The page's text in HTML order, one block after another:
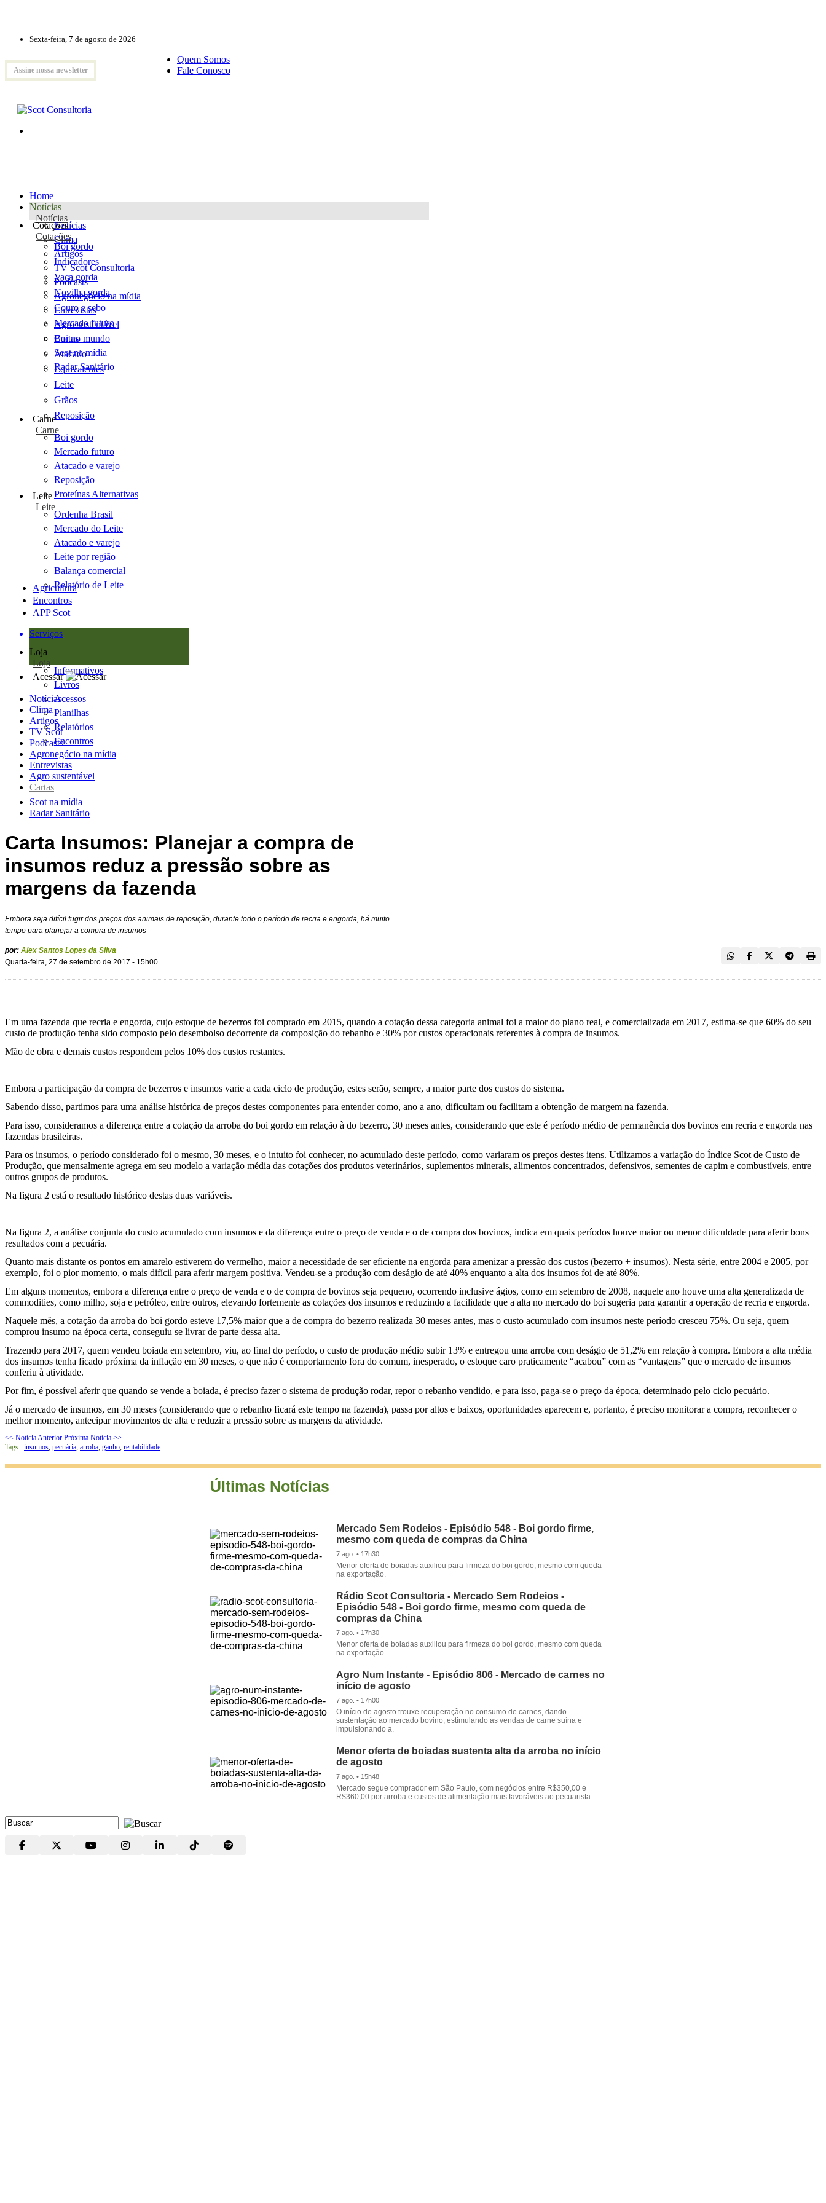
Sexta-feira, 7 de agosto de 2026
Assine nossa newsletter
Quem Somos
Fale Conosco
Home
Notícias
Notícias
Notícias
Clima
Artigos
TV Scot Consultoria
Podcasts
Agronegócio na mídia
Entrevistas
Agro sustentável
Cartas
Scot na mídia
Radar Sanitário
Cotações
Cotações
Boi gordo
Indicadores
Vaca gorda
Novilha gorda
Couro e sebo
Mercado futuro
Boi no mundo
Atacado
Equivalentes
Leite
Grãos
Reposição
Carne
Carne
Boi gordo
Mercado futuro
Atacado e varejo
Reposição
Proteínas Alternativas
Leite
Leite
Ordenha Brasil
Mercado do Leite
Atacado e varejo
Leite por região
Balança comercial
Relatório de Leite
Agricultura
Encontros
APP Scot
Serviços
Loja
Loja
Informativos
Livros
Acessos
Planilhas
Relatórios
Encontros
Acessar
Notícias
Clima
Artigos
TV Scot
Podcasts
Agronegócio na mídia
Entrevistas
Agro sustentável
Cartas
Scot na mídia
Radar Sanitário
Carta Insumos: Planejar a compra de
insumos reduz a pressão sobre as
margens da fazenda
Embora seja difícil fugir dos preços dos animais de reposição, durante todo o período de recria e engorda, há muito
tempo para planejar a compra de insumos
por: Alex Santos Lopes da Silva
Quarta-feira, 27 de setembro de 2017 - 15h00
Em uma fazenda que recria e engorda, cujo estoque de bezerros foi comprado em 2015, quando a cotação dessa categoria animal foi a maior do plano real, e comercializada em 2017, estima-se que 60% do seu
custo de produção tenha sido composto pelo desembolso decorrente da composição do rebanho e 30% por custos operacionais referentes à compra de insumos.
Mão de obra e demais custos respondem pelos 10% dos custos restantes.
Embora a participação da compra de bezerros e insumos varie a cada ciclo de produção, estes serão, sempre, a maior parte dos custos do sistema.
Sabendo disso, partimos para uma análise histórica de preços destes componentes para entender como, ano a ano, dificultam ou facilitam a obtenção de margem na fazenda.
Para isso, consideramos a diferença entre a cotação da arroba do boi gordo em relação à do bezerro, 30 meses antes, considerando que este é período médio de permanência dos bovinos em recria e engorda nas
fazendas brasileiras.
Para os insumos, o período considerado foi o mesmo, 30 meses, e o intuito foi conhecer, no acumulado deste período, como variaram os preços destes itens. Utilizamos a variação do Índice Scot de Custo de
Produção, que mensalmente agrega em seu modelo a variação média das cotações dos produtos veterinários, suplementos minerais, alimentos concentrados, defensivos, sementes de capim e combustíveis, entre
outros grupos de produtos.
Na figura 2 está o resultado histórico destas duas variáveis.
Na figura 2, a análise conjunta do custo acumulado com insumos e da diferença entre o preço de venda e o de compra dos bovinos, indica em quais períodos houve maior ou menor dificuldade para aferir bons
resultados com a pecuária.
Quanto mais distante os pontos em amarelo estiverem do vermelho, maior a necessidade de ser eficiente na engorda para amenizar a pressão dos custos (bezerro + insumos). Nesta série, entre 2004 e 2005, por
exemplo, foi o pior momento, o mais difícil para aferir margem positiva. Vendeu-se a produção com deságio de até 40% enquanto a alta dos insumos foi de até 80%.
Em alguns momentos, embora a diferença entre o preço de venda e o de compra de bovinos seja pequeno, ocorrendo inclusive ágios, como em setembro de 2008, naquele ano houve uma alta generalizada de
commodities, como milho, soja e petróleo, entre outros, elevando fortemente as cotações dos insumos e reduzindo a facilidade que a alta no mercado do boi sugeria para garantir a operação de recria e engorda.
Naquele mês, a cotação da arroba do boi gordo esteve 17,5% maior que a de compra do bezerro realizada 30 meses antes, mas o custo acumulado com insumos neste período cresceu 75%. Ou seja, quem
comprou insumo na época certa, conseguiu se livrar de parte dessa alta.
Trazendo para 2017, quem vendeu boiada em setembro, viu, ao final do período, o custo de produção médio subir 13% e entregou uma arroba com deságio de 51,2% em relação à compra. Embora a alta média
dos insumos tenha ficado próxima da inflação em 30 meses, o que não é comportamento fora do comum, inesperado, o estoque caro praticamente “acabou” com as “vantagens” que o mercado de insumos
conferiu à atividade.
Por fim, é possível aferir que quando se vende a boiada, é preciso fazer o sistema de produção rodar, repor o rebanho vendido, e para isso, paga-se o preço da época, determinado pelo ciclo pecuário.
Já o mercado de insumos, em 30 meses (considerando que o rebanho ficará este tempo na fazenda), passa por altos e baixos, oportunidades aparecem e, portanto, é preciso monitorar a compra, reconhecer o
melhor momento, antecipar movimentos de alta e reduzir a pressão sobre as margens da atividade.
<< Notícia Anterior Próxima Notícia >>
Tags: insumos, pecuária, arroba, ganho, rentabilidade
Últimas Notícias
Mercado Sem Rodeios - Episódio 548 - Boi gordo firme,
mesmo com queda de compras da China
7 ago. • 17h30
Menor oferta de boiadas auxiliou para firmeza do boi gordo, mesmo com queda
na exportação.
Rádio Scot Consultoria - Mercado Sem Rodeios -
Episódio 548 - Boi gordo firme, mesmo com queda de
compras da China
7 ago. • 17h30
Menor oferta de boiadas auxiliou para firmeza do boi gordo, mesmo com queda
na exportação.
Agro Num Instante - Episódio 806 - Mercado de carnes no
início de agosto
7 ago. • 17h00
O início de agosto trouxe recuperação no consumo de carnes, dando
sustentação ao mercado bovino, estimulando as vendas de carne suína e
impulsionando a.
Menor oferta de boiadas sustenta alta da arroba no início
de agosto
7 ago. • 15h48
Mercado segue comprador em São Paulo, com negócios entre R$350,00 e
R$360,00 por arroba e custos de alimentação mais favoráveis ao pecuarista.